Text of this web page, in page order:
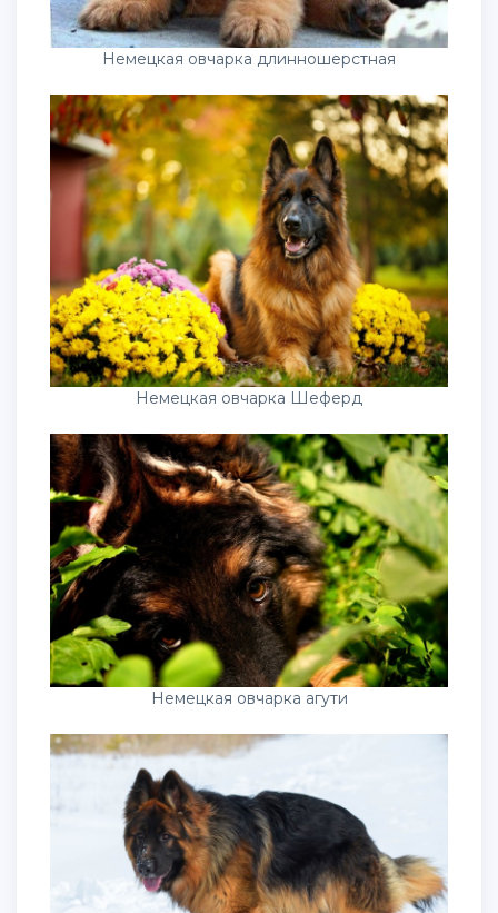
Немецкая овчарка длинношерстная
Немецкая овчарка Шеферд
Немецкая овчарка агути